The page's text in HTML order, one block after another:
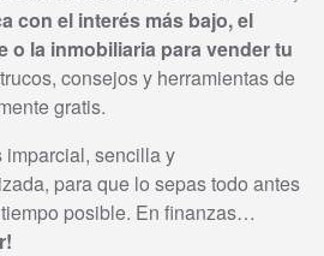
con el interés más bajo, el
o la inmobiliaria para vender tu
consejos y herramientas de
gratis.
imparcial, sencilla y
para que lo sepas todo antes
posible. En finanzas…